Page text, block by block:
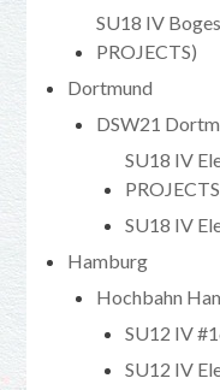
SU18 IV
PROJECTS)
Dortmund
DSW21
SU18 IV
SU18 IV
Hamburg
Hochbahn
SU12 IV
SU12 IV